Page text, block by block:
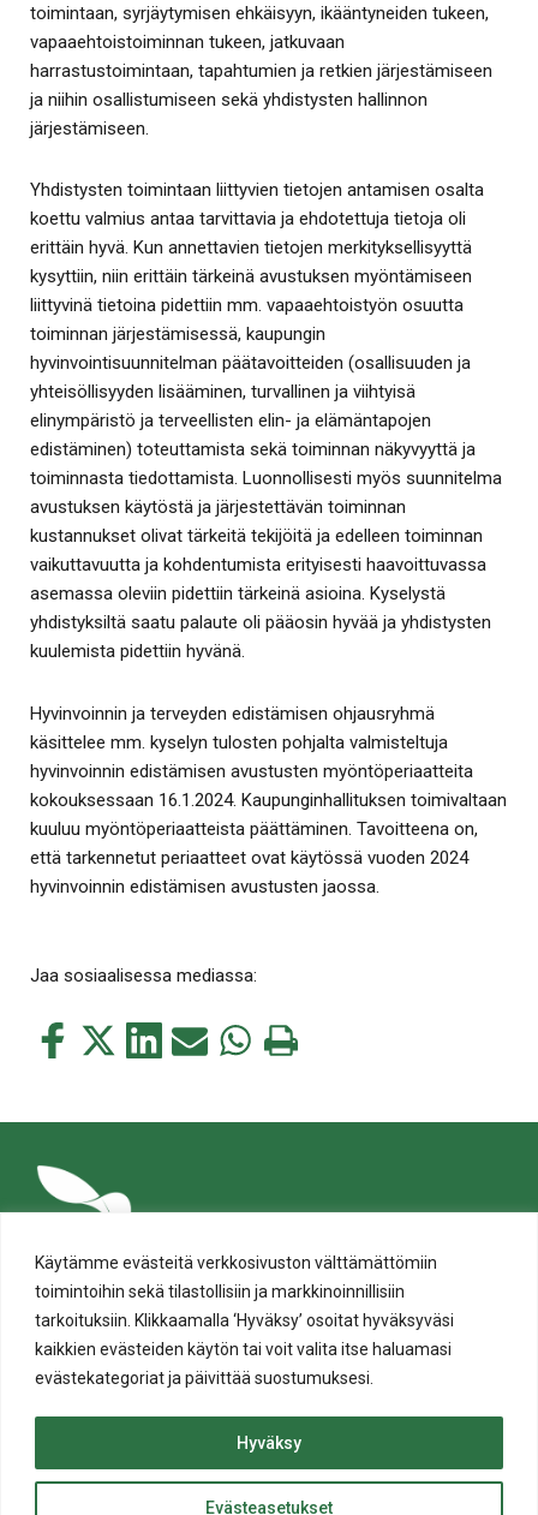
Käytämme evästeitä verkkosivuston välttämättömiin
toimintoihin sekä tilastollisiin ja markkinoinnillisiin
tarkoituksiin. Klikkaamalla ‘Hyväksy’ osoitat hyväksyväsi
kaikkien evästeiden käytön tai voit valita itse haluamasi
evästekategoriat ja päivittää suostumuksesi.
Evästeasetukset
Hyväksy
toimintaan, syrjäytymisen ehkäisyyn, ikääntyneiden tukeen,
vapaaehtoistoiminnan tukeen, jatkuvaan
harrastustoimintaan, tapahtumien ja retkien järjestämiseen
ja niihin osallistumiseen sekä yhdistysten hallinnon
järjestämiseen.
Yhdistysten toimintaan liittyvien tietojen antamisen osalta
koettu valmius antaa tarvittavia ja ehdotettuja tietoja oli
erittäin hyvä. Kun annettavien tietojen merkityksellisyyttä
kysyttiin, niin erittäin tärkeinä avustuksen myöntämiseen
liittyvinä tietoina pidettiin mm. vapaaehtoistyön osuutta
toiminnan järjestämisessä, kaupungin
hyvinvointisuunnitelman päätavoitteiden (osallisuuden ja
yhteisöllisyyden lisääminen, turvallinen ja viihtyisä
elinympäristö ja terveellisten elin- ja elämäntapojen
edistäminen) toteuttamista sekä toiminnan näkyvyyttä ja
toiminnasta tiedottamista. Luonnollisesti myös suunnitelma
avustuksen käytöstä ja järjestettävän toiminnan
kustannukset olivat tärkeitä tekijöitä ja edelleen toiminnan
vaikuttavuutta ja kohdentumista erityisesti haavoittuvassa
asemassa oleviin pidettiin tärkeinä asioina. Kyselystä
yhdistyksiltä saatu palaute oli pääosin hyvää ja yhdistysten
kuulemista pidettiin hyvänä.
Hyvinvoinnin ja terveyden edistämisen ohjausryhmä
käsittelee mm. kyselyn tulosten pohjalta valmisteltuja
hyvinvoinnin edistämisen avustusten myöntöperiaatteita
kokouksessaan 16.1.2024. Kaupunginhallituksen toimivaltaan
kuuluu myöntöperiaatteista päättäminen. Tavoitteena on,
että tarkennetut periaatteet ovat käytössä vuoden 2024
hyvinvoinnin edistämisen avustusten jaossa.
Jaa sosiaalisessa mediassa:
Jaa
Jaa
Jaa Jaa Jaa Tulosta